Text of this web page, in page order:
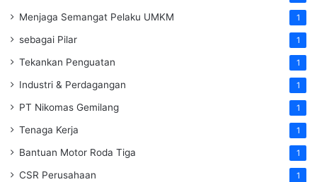
Menjaga Semangat Pelaku UMKM 1
sebagai Pilar 1
Tekankan Penguatan 1
Industri & Perdagangan 1
PT Nikomas Gemilang 1
Tenaga Kerja 1
Bantuan Motor Roda Tiga 1
CSR Perusahaan 1